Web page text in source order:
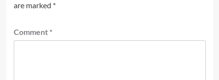
are marked *
Comment *